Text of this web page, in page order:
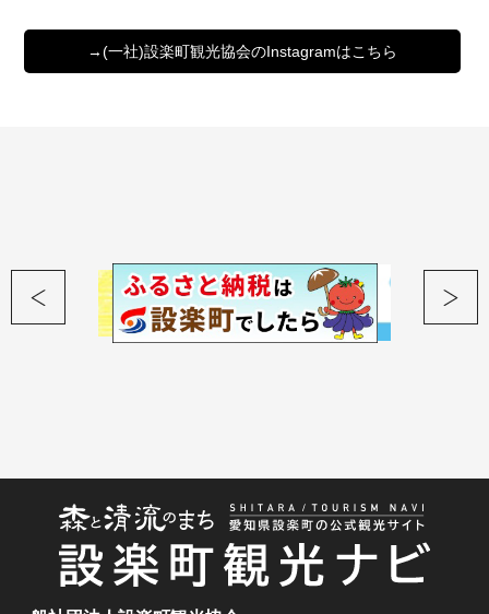
→(一社)設楽町観光協会のInstagramはこちら